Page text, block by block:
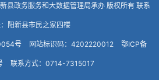
县政务服务和大数据管理局承办 版权所有 联系
阳新县市民之家四楼
号 网站标识码：4202220012 鄂ICP备
联系方式：0714-7315017